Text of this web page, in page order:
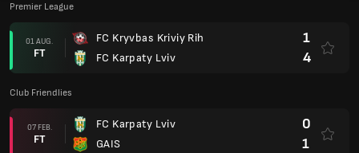
Premier League
01 AUG.
FT
FC Kryvbas Kriviy Rih
FC Karpaty Lviv
1
4
Club Friendlies
07 FEB.
FT
FC Karpaty Lviv
GAIS
0
1